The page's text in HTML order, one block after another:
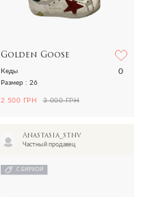
Golden Goose
0
Кеды
Размер : 26
2 500 ГРН 3 000 ГРН
Anastasia_stnv
Частный продавец
С БИРКОЙ